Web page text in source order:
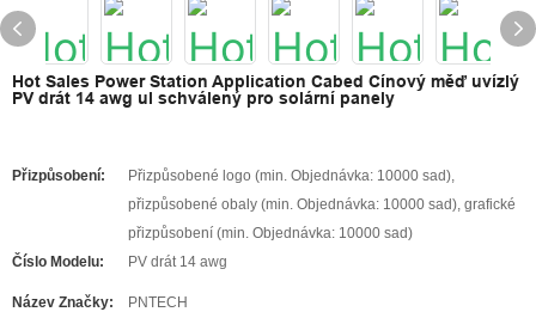
Hot Sales Power Station Application Cabed Cínový měď uvízlý
PV drát 14 awg ul schválený pro solární panely
Přizpůsobení:
Přizpůsobené logo (min. Objednávka: 10000 sad),
přizpůsobené obaly (min. Objednávka: 10000 sad), grafické
přizpůsobení (min. Objednávka: 10000 sad)
Číslo Modelu:
PV drát 14 awg
Název Značky: PNTECH